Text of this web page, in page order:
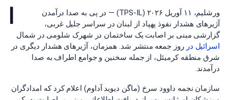
ورشلیم، ۱۱ آوریل ۲۰۲۶ (TPS-IL) — در پی به صدا درآمدن
آژیرهای هشدار نفوذ پهپاد از لبنان در سراسر جلیل غربی،
گزارشی مبنی بر اصابت یک ساختمان در شهرک شلومی در شمال
اسرائیل در روز جمعه منتشر شد. همزمان، آژیرهای هشدار دیگری در
شرق منطقه کرمیئل، از جمله سخنین و جوامع اطراف به صدا
درآمدند.
سازمان نجمه داوود سرخ (ماگن دیوید آداوم) اعلام کرد که امدادگران